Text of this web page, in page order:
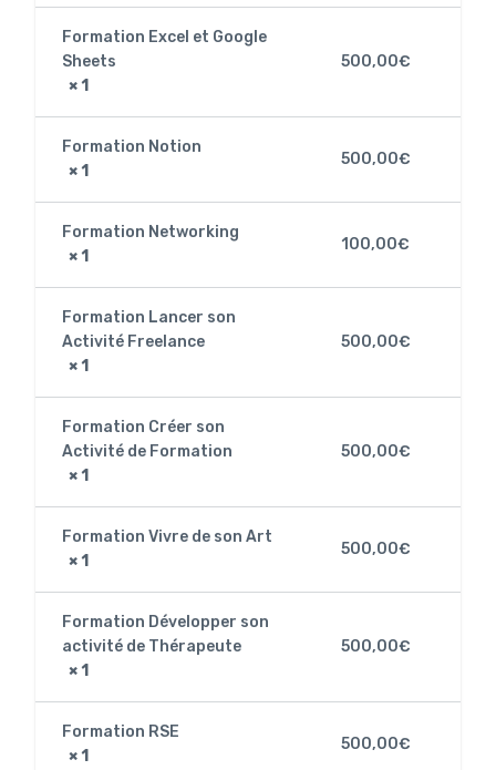
Formation Excel et Google
Sheets
× 1
500,00€
Formation Notion
× 1
500,00€
Formation Networking
× 1
100,00€
Formation Lancer son
Activité Freelance
× 1
500,00€
Formation Créer son
Activité de Formation
× 1
500,00€
Formation Vivre de son Art
× 1
500,00€
Formation Développer son
activité de Thérapeute
× 1
500,00€
Formation RSE
× 1
500,00€